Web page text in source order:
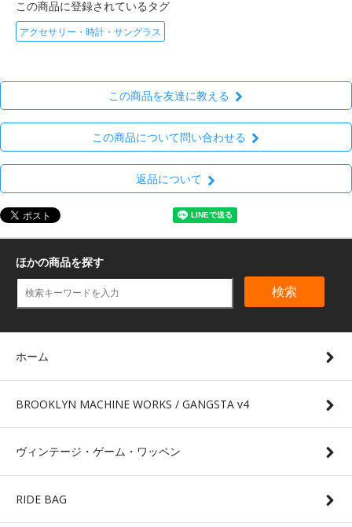
この商品に登録されているタグ
アクセサリー・時計・サングラス
この商品を友達に教える
この商品について問い合わせる
返品について
ほかの商品を探す
検索
ホーム
BROOKLYN MACHINE WORKS / GANGSTA v4
ヴィンテージ・ゲーム・ワッペン
RIDE BAG